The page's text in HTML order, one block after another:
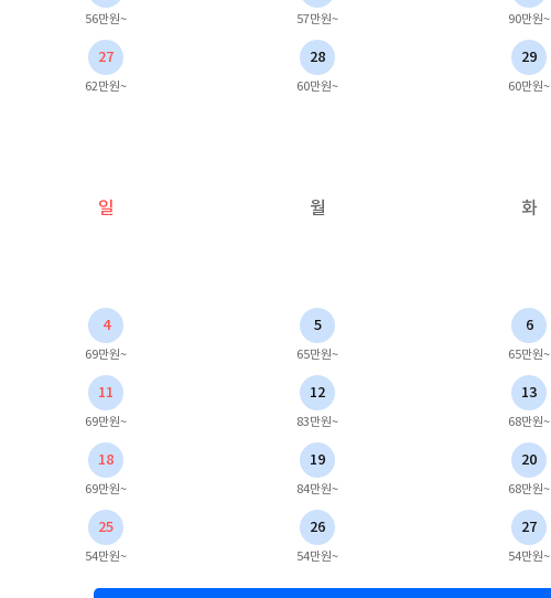
56만원~ 57만원~ 90만원~
27
62만원~
28
60만원~
29
60만원~
일 월 화
4
69만원~
5
65만원~
6
65만원~
11
69만원~
12
83만원~
13
68만원~
18
69만원~
19
84만원~
20
68만원~
25
54만원~
26
54만원~
27
54만원~